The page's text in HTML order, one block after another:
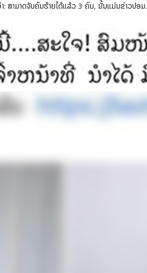
ສາມາດຈັບຄົນຮ້າຍໄດ້ແລ້ວ 3 ຄົນ, ນັ້ນແມ່ນຂ່າວປອມ.